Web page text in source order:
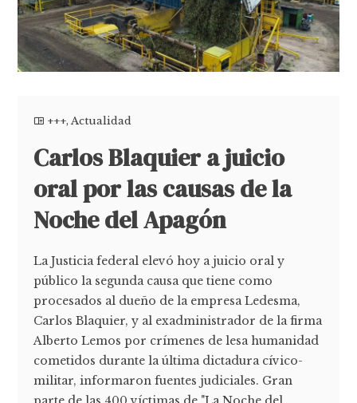
+++,Actualidad
Carlos Blaquier a juicio
oral por las causas de la
Noche del Apagón
La Justicia federal elevó hoy a juicio oral y
público la segunda causa que tiene como
procesados al dueño de la empresa Ledesma,
Carlos Blaquier, y al exadministrador de la firma
Alberto Lemos por crímenes de lesa humanidad
cometidos durante la última dictadura cívico-
militar, informaron fuentes judiciales. Gran